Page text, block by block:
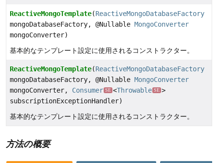
ReactiveMongoTemplate(ReactiveMongoDatabaseFactory
mongoDatabaseFactory, @Nullable MongoConverter
mongoConverter)
基本的なテンプレート設定に使用されるコンストラクター。
ReactiveMongoTemplate(ReactiveMongoDatabaseFactory
mongoDatabaseFactory, @Nullable MongoConverter
mongoConverter, Consumer SE <Throwable SE >
subscriptionExceptionHandler)
基本的なテンプレート設定に使用されるコンストラクター。
方法の概要